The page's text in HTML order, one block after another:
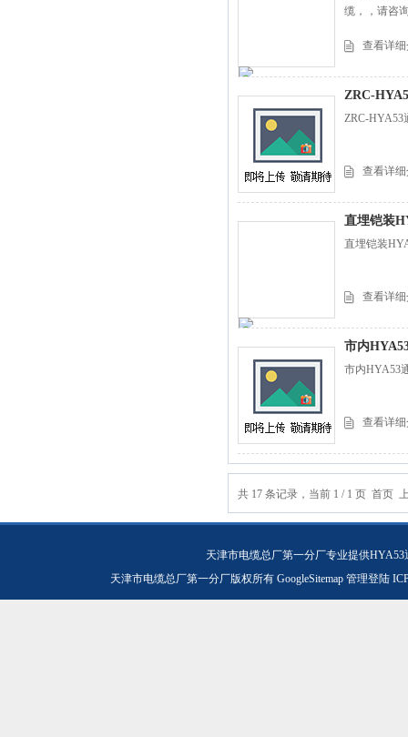
缆，，请咨
查看详
ZRC-
ZRC-HYA53
查看详
直埋铠装
直埋铠装
查看详
市内
市内HYA53
查看详
共 17 条记录，当前 1 / 1 页 首页
天津市电缆总厂第一分厂专业提供
天津市电缆总厂第一分厂版权所有 GoogleSitemap 管理登陆